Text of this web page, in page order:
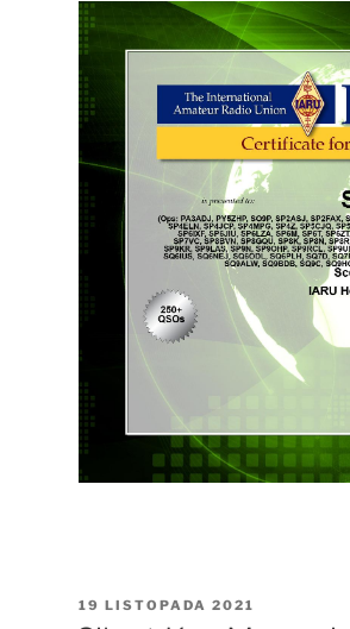
OPUBLIKOWANE
W
19 LISTOPADA 2021